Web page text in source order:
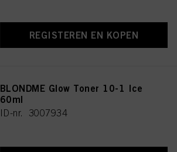
REGISTEREN EN KOPEN
BLONDME Glow Toner 10-1 Ice
60ml
ID-nr. 3007934